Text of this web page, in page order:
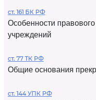
ст. 161 БК РФ
Особенности
учреждений
ст. 77 ТК РФ
Общие основания
ст. 144 УПК РФ